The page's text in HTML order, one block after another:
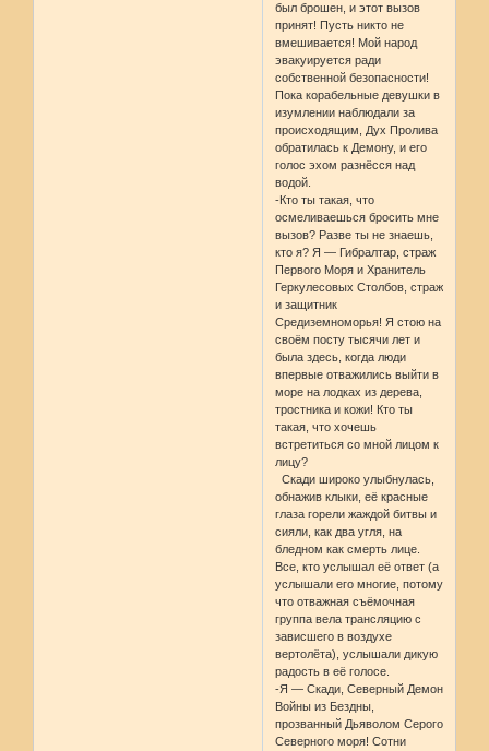
был брошен, и этот вызов
принят! Пусть никто не
вмешивается! Мой народ
эвакуируется ради
собственной безопасности!
Пока корабельные девушки в
изумлении наблюдали за
происходящим, Дух Пролива
обратилась к Демону, и его
голос эхом разнёсся над
водой.
-Кто ты такая, что
осмеливаешься бросить мне
вызов? Разве ты не знаешь,
кто я? Я — Гибралтар, страж
Первого Моря и Хранитель
Геркулесовых Столбов, страж
и защитник
Средиземноморья! Я стою на
своём посту тысячи лет и
была здесь, когда люди
впервые отважились выйти в
море на лодках из дерева,
тростника и кожи! Кто ты
такая, что хочешь
встретиться со мной лицом к
лицу?
Скади широко улыбнулась,
обнажив клыки, её красные
глаза горели жаждой битвы и
сияли, как два угля, на
бледном как смерть лице.
Все, кто услышал её ответ (а
услышали его многие, потому
что отважная съёмочная
группа вела трансляцию с
зависшего в воздухе
вертолёта), услышали дикую
радость в её голосе.
-Я — Скади, Северный Демон
Войны из Бездны,
прозванный Дьяволом Серого
Северного моря! Сотни